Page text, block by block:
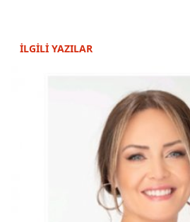
İLGİLİ YAZILAR